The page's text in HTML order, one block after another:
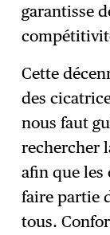
garantisse
Cette
des
nous faut
rechercher
afin que les
faire partie
tous.